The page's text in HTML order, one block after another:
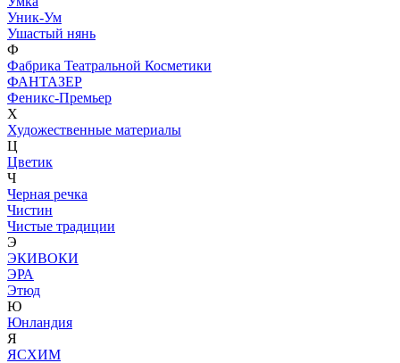
Уник-Ум
Ушастый нянь
Ф
Фабрика Театральной Косметики
ФАНТАЗЕР
Феникс-Премьер
Х
Художественные материалы
Ц
Цветик
Ч
Черная речка
Чистин
Чистые традиции
Э
ЭКИВОКИ
ЭРА
Этюд
Ю
Юнландия
Я
ЯСХИМ